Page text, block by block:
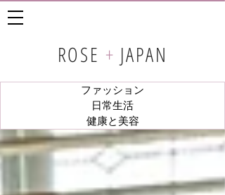
ROSE + JAPAN
ファッション
日常生活
健康と美容